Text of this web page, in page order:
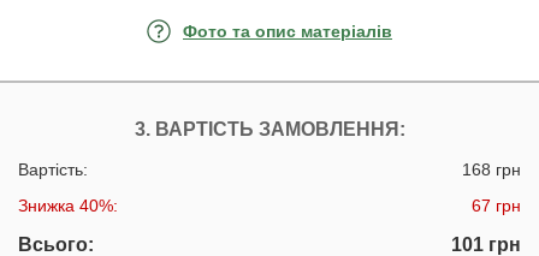
Фото та опис матеріалів
3. ВАРТІСТЬ ЗАМОВЛЕННЯ:
Вартість:
168 грн
Знижка 40%:
67 грн
Всього:
101 грн